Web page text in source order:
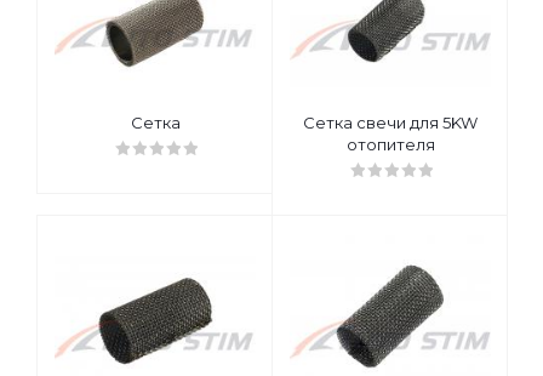
Сетка
Сетка свечи для 5KW
отопителя